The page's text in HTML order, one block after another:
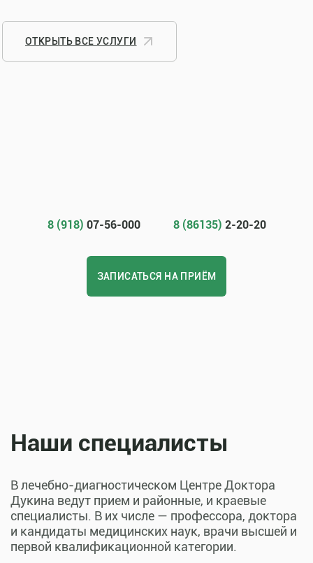
ОТКРЫТЬ ВСЕ УСЛУГИ
8 (918) 07-56-000 8 (86135) 2-20-20
ЗАПИСАТЬСЯ НА ПРИЁМ
Наши специалисты
В лечебно-диагностическом Центре Доктора
Дукина ведут прием и районные, и краевые
специалисты. В их числе — профессора, доктора
и кандидаты медицинских наук, врачи высшей и
первой квалификационной категории.